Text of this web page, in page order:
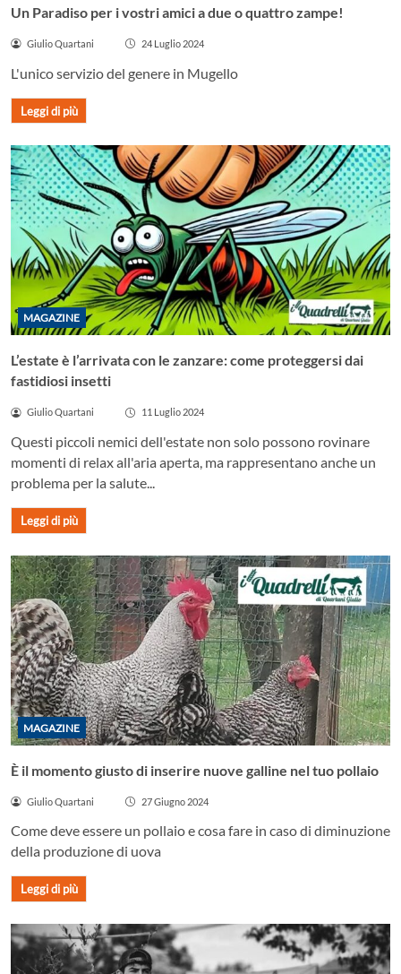
Un Paradiso per i vostri amici a due o quattro zampe!
Giulio Quartani 24 Luglio 2024
L'unico servizio del genere in Mugello
Leggi di più
MAGAZINE
L’estate è l’arrivata con le zanzare: come proteggersi dai
fastidiosi insetti
Giulio Quartani 11 Luglio 2024
Questi piccoli nemici dell'estate non solo possono rovinare
momenti di relax all'aria aperta, ma rappresentano anche un
problema per la salute...
Leggi di più
MAGAZINE
È il momento giusto di inserire nuove galline nel tuo pollaio
Giulio Quartani 27 Giugno 2024
Come deve essere un pollaio e cosa fare in caso di diminuzione
della produzione di uova
Leggi di più